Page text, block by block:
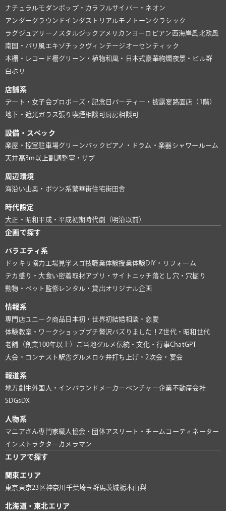
ナチュラルモダンポップ・カラフルサイバー・ネオン
アンダーグラウンド インダストリアルモノトーン クラシック
ラグジュアリー ノスタルジック アメリカン ヨーロピアン 西海岸風北欧風
南国・バリ風 エキゾチック ヴィンテージ オーセンティック
本棚・レコード棚グリーン・植物和風・日本式豪華絢爛夜景・ビル群
白ホリ
店舗系
デート・女子会プロポーズ・記念日 パーティー・披露宴路面店（1階）
地下・遮光ガラス張り 喫煙相談可 厨房相談可
設備・スペック
楽屋・控室駐車場グリーンバック ピアノ・ドラム・楽器シャワールーム
天井高3m以上副調整室・サブ
周辺環境
海沿い山奥・ポツン系繁華街住宅街田舎
時代設定
大正・昭和平成・平成初期時代劇（明治以前）
企画で探す
バラエティ系
ドッキリ協力 工場見学 スゴ技職業体験授業体験 DIY・リフォーム
デカ盛り・大食い密着取材アプリ・サイト ニッチ落とし穴・穴掘り
動物・ペット 監修 レンタル・貸出オリジナル企画
情報系
専門店ユニーク商品 日本初・世界初結婚相談・恋愛
体験教室・ワークショッププチ贅沢バズりました！ Z世代・昭和世代
老舗（創業100年以上）
ご当地グルメ 伝統・文化・行事ChatGPT
大会・コンテスト 駅舎グルメ ロケ弁打ち上げ・2次会・宴会
報道系
地方創生外国人・インバウンド メーカー ベンチャー企業不動産会社
SDGs DX
人物系
マニアさん専門家 職人 協会・団体アスリート・チーム コーディネーター
インストラクターカメラマン
エリアで探す
関東エリア
東京 東京23区神奈川 千葉埼玉群馬茨城栃木山梨
北海道・東北エリア